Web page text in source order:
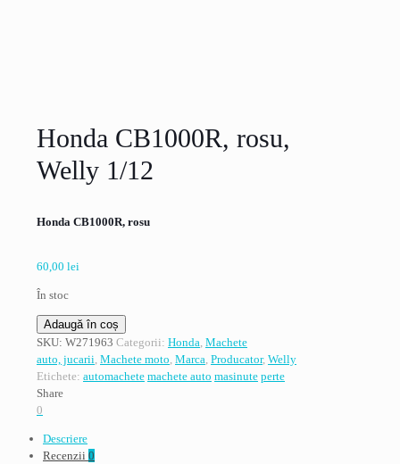
Honda CB1000R, rosu,
Welly 1/12
Honda CB1000R, rosu
60,00 lei
În stoc
Cantitate
Honda
CB1000R,
rosu,
Welly
1/12
Adaugă în coș
SKU: W271963 Categorii: Honda Machete
auto, jucarii Machete moto Marca Producator, Welly
Etichete: automachete machete auto masinute perte
Share
0
Descriere
Recenzii 0